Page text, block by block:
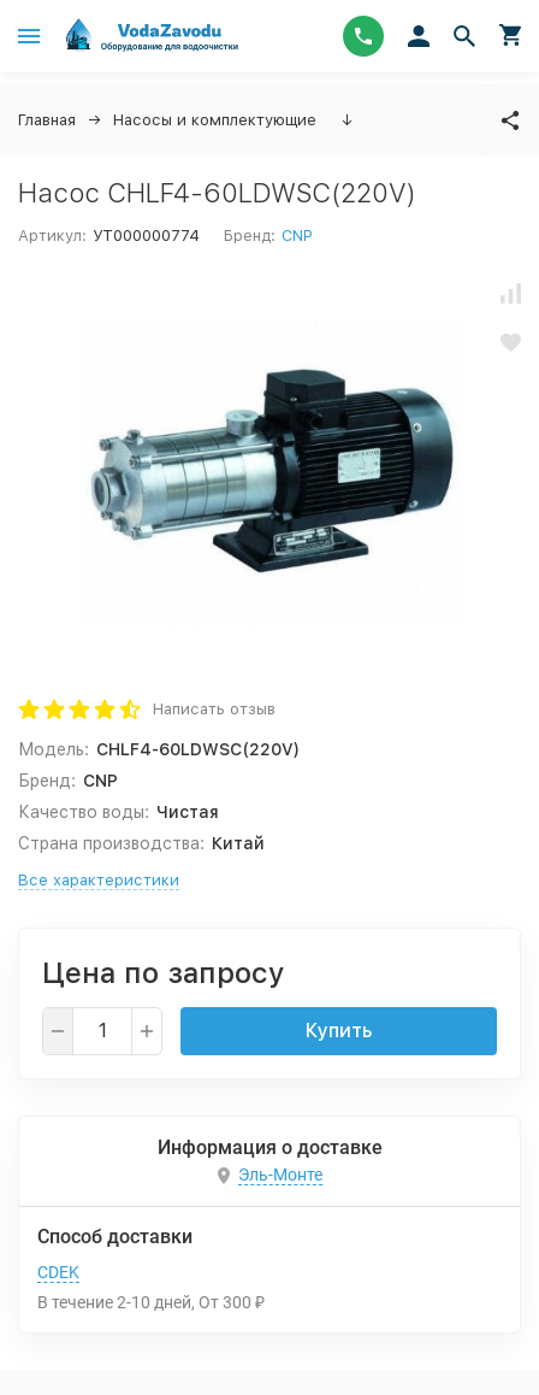
Главная Насосы и комплектующие ↓
Насос CHLF4-60LDWSC(220V)
Артикул: УТ000000774 Бренд: CNP
Написать отзыв
Модель: CHLF4-60LDWSC(220V)
Бренд: CNP
Качество воды: Чистая
Страна производства: Китай
Все характеристики
Цена по запросу
Купить
Информация о доставке
Эль-Монте
Способ доставки
CDEK
В течение2-10 дней От 300 ₽